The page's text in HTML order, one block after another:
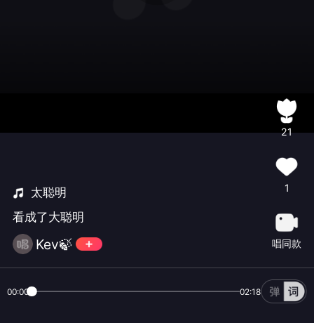
太聪明
看成了大聪明
Kev🍃
21
1
唱同款
00:00 02:18